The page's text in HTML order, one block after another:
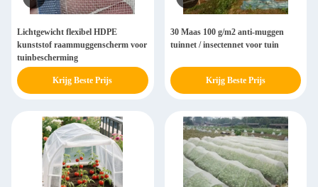
Lichtgewicht flexibel HDPE
kunststof raammuggenscherm voor
tuinbescherming
Krijg Beste Prijs
30 Maas 100 g/m2 anti-muggen
tuinnet / insectennet voor tuin
Krijg Beste Prijs